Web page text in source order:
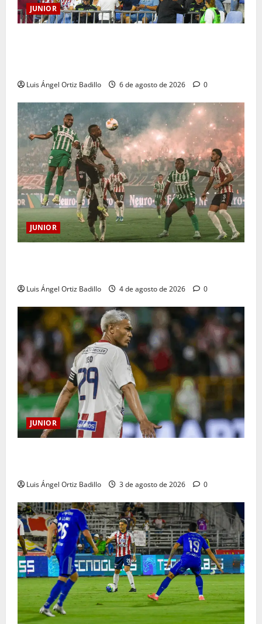
JUNIOR
Luis Ángel Ortiz Badillo 6 de agosto de 2026 0
JUNIOR
Luis Ángel Ortiz Badillo 4 de agosto de 2026 0
JUNIOR
Luis Ángel Ortiz Badillo 3 de agosto de 2026 0